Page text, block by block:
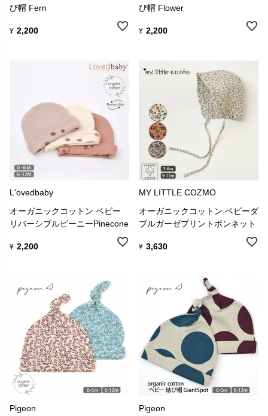
び帽 Fern
¥ 2,200
び帽 Flower
¥ 2,200
L'ovedbaby
オーガニックコットン ベビー
リバーシブルビーニーPinecone
¥ 2,200
MY LITTLE COZMO
オーガニックコットン ベビーダ
ブルガーゼプリントボンネット
¥ 3,630
Pigeon
Pigeon